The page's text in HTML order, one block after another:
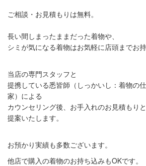
ご相談・お見積もりは無料。
長い間しまったままだった着物や、
シミが気になる着物はお気軽に店頭までお持
当店の専門スタッフと
提携している悉皆師（しっかいし：着物の
家）による
カウンセリング後、お手入れのお見積もり
提案いたします。
お預かり実績も多数ございます。
他店で購入の着物のお持ち込みもOKです。